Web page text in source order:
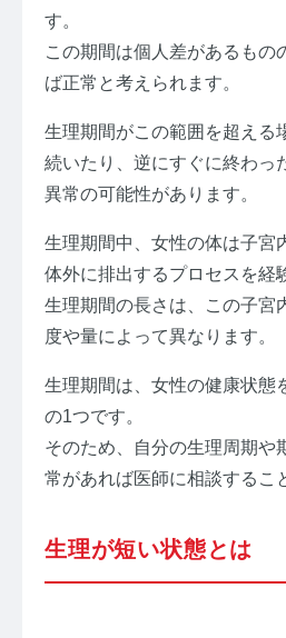
す。
この期間は個人差があるもの
ば正常と考えられます。
生理期間がこの範囲を超える
続いたり、逆にすぐに終わっ
異常の可能性があります。
生理期間中、女性の体は子宮
体外に排出するプロセスを経
生理期間の長さは、この子宮
度や量によって異なります。
生理期間は、女性の健康状態
の1つです。
そのため、自分の生理周期や
常があれば医師に相談するこ
生理が短い状態とは